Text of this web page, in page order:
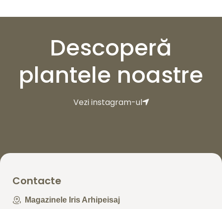
Descoperă
plantele noastre
Vezi instagram-ul
Contacte
Magazinele Iris Arhipeisaj